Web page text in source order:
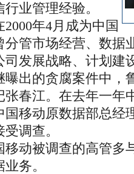
业管理经验。
年4月成为中国
分管市场经营、数据
司发展战略、计划建
出的贪腐案件中，
张春江。在去年一年
移动原数据部总经
调查。
动被调查的高管多
务。